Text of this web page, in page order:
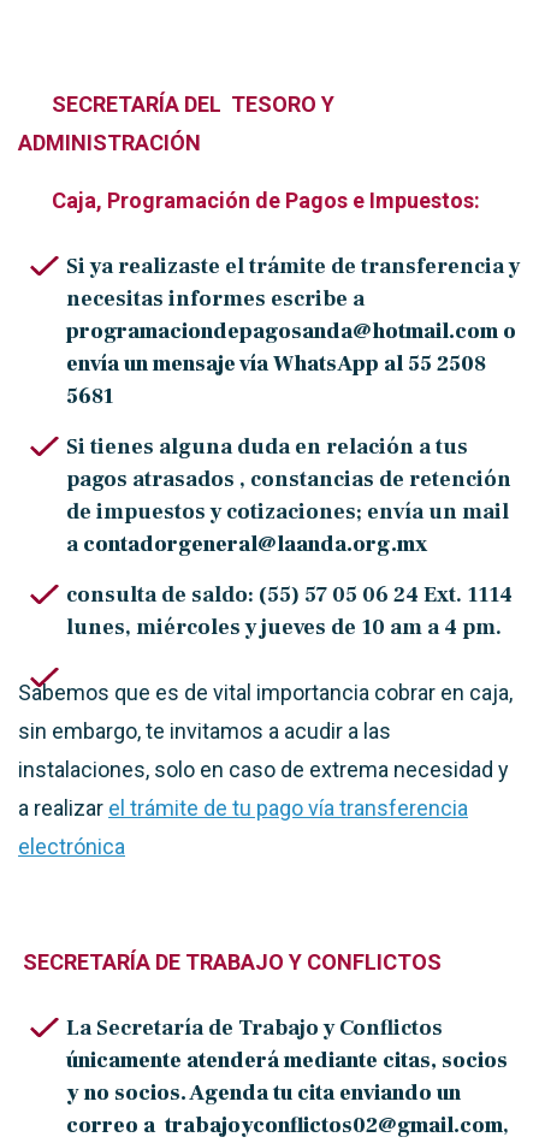
SECRETARÍA DEL TESORO Y
ADMINISTRACIÓN
Caja, Programación de Pagos e Impuestos:
Si ya realizaste el trámite de transferencia y
necesitas informes escribe a
programaciondepagosanda@hotmail.com o
envía un mensaje vía WhatsApp al 55 2508
5681
Si tienes alguna duda en relación a tus
pagos atrasados , constancias de retención
de impuestos y cotizaciones; envía un mail
acontadorgeneral@laanda.org.mx
consulta de saldo: (55) 57 05 06 24 Ext. 1114
lunes, miércoles y jueves de 10 am a 4 pm.
Sabemos que es de vital importancia cobrar en caja,
sin embargo, te invitamos a acudir a las
instalaciones, solo en caso de extrema necesidad y
a realizar el trámite de tu pago vía transferencia
electrónica
SECRETARÍA DE TRABAJO Y CONFLICTOS
La Secretaría de Trabajo y Conflictos
únicamente atenderá mediante citas, socios
y no socios. Agenda tu cita enviando un
correo a trabajoyconflictos02@gmail.com,